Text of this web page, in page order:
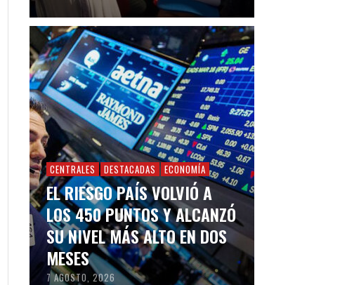
CENTRALES DESTACADAS ECONOMÍA
EL RIESGO PAÍS VOLVIÓ A
LOS 450 PUNTOS Y ALCANZÓ
SU NIVEL MÁS ALTO EN DOS
MESES
7 AGOSTO, 2026